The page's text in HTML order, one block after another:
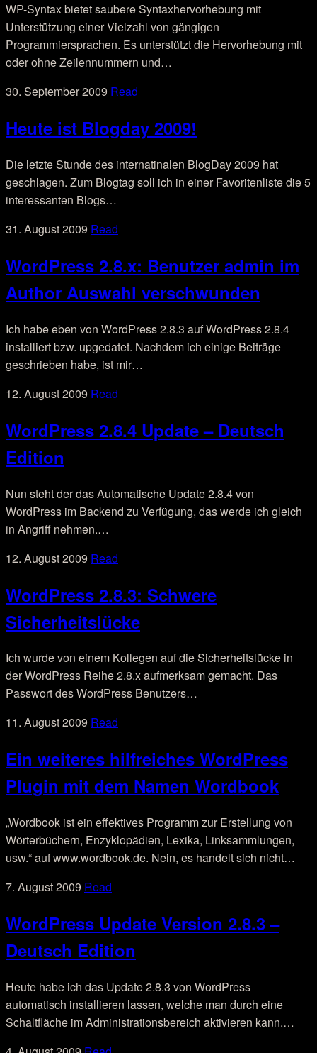
WP-Syntax bietet saubere Syntaxhervorhebung mit
Unterstützung einer Vielzahl von gängigen
Programmiersprachen. Es unterstützt die Hervorhebung mit
oder ohne Zeilennummern und…
30. September 2009 Read
Heute ist Blogday 2009!
Die letzte Stunde des internatinalen BlogDay 2009 hat
geschlagen. Zum Blogtag soll ich in einer Favoritenliste die 5
interessanten Blogs…
31. August 2009 Read
WordPress 2.8.x: Benutzer admin im
Author Auswahl verschwunden
Ich habe eben von WordPress 2.8.3 auf WordPress 2.8.4
installiert bzw. upgedatet. Nachdem ich einige Beiträge
geschrieben habe, ist mir…
12. August 2009 Read
WordPress 2.8.4 Update – Deutsch
Edition
Nun steht der das Automatische Update 2.8.4 von
WordPress im Backend zu Verfügung, das werde ich gleich
in Angriff nehmen.…
12. August 2009 Read
WordPress 2.8.3: Schwere
Sicherheitslücke
Ich wurde von einem Kollegen auf die Sicherheitslücke in
der WordPress Reihe 2.8.x aufmerksam gemacht. Das
Passwort des WordPress Benutzers…
11. August 2009 Read
Ein weiteres hilfreiches WordPress
Plugin mit dem Namen Wordbook
„Wordbook ist ein effektives Programm zur Erstellung von
Wörterbüchern, Enzyklopädien, Lexika, Linksammlungen,
usw.“ auf www.wordbook.de. Nein, es handelt sich nicht…
7. August 2009 Read
WordPress Update Version 2.8.3 –
Deutsch Edition
Heute habe ich das Update 2.8.3 von WordPress
automatisch installieren lassen, welche man durch eine
Schaltfläche im Administrationsbereich aktivieren kann.…